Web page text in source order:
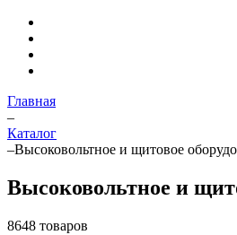
Главная
–
Каталог
–Высоковольтное и щитовое
Высоковольтное и
8648 товаров